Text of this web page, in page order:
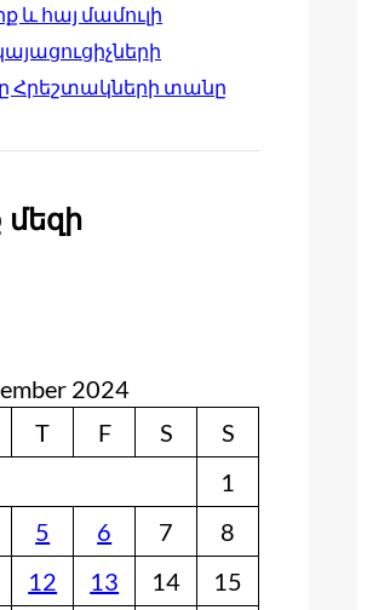
և հայ մամուլի
Հրեշտակների տանը
մեզի
2024
T F S
S
1
5 6 7
8
12 13 14
15